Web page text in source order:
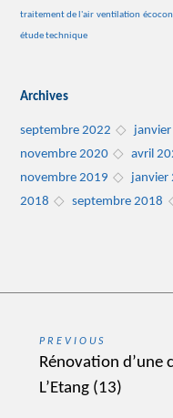
traitement de l'air ventilation
étude technique
Archives
septembre 2022
novembre 2020
avril
novembre 2019
janvier
2018
septembre 2018
l’article
PREVIOUS
Previous
post:
Rénovation d’une
L’Etang (13)